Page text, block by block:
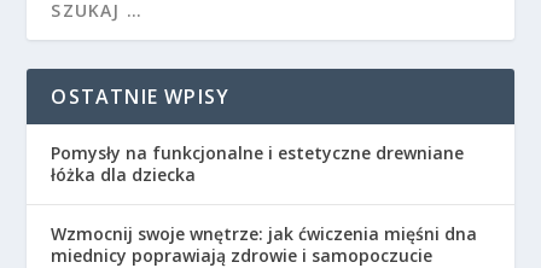
OSTATNIE WPISY
Pomysły na funkcjonalne i estetyczne drewniane
łóżka dla dziecka
Wzmocnij swoje wnętrze: jak ćwiczenia mięśni dna
miednicy poprawiają zdrowie i samopoczucie